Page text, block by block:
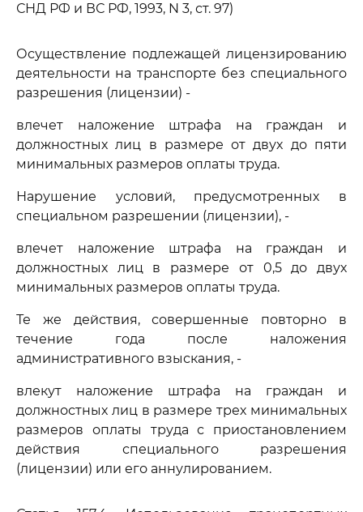
СНД РФ и ВС РФ, 1993, N 3, ст. 97)
Осуществление подлежащей лицензированию
деятельности на транспорте без специального
разрешения (лицензии) -
влечет наложение штрафа на граждан и
должностных лиц в размере от двух до пяти
минимальных размеров оплаты труда.
Нарушение условий, предусмотренных в
специальном разрешении (лицензии), -
влечет наложение штрафа на граждан и
должностных лиц в размере от 0,5 до двух
минимальных размеров оплаты труда.
Те же действия, совершенные повторно в
течение года после наложения
административного взыскания, -
влекут наложение штрафа на граждан и
должностных лиц в размере трех минимальных
размеров оплаты труда с приостановлением
действия специального разрешения
(лицензии) или его аннулированием.